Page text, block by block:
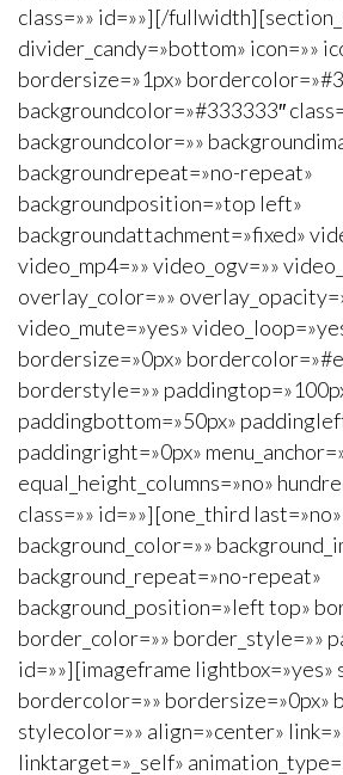
class=»» id=»»][/
divider_candy=»bottom» icon=»»
bordersize=»1px»
backgroundcolor=»#333333″
backgroundcolor=»»
backgroundrepeat=»no-repeat»
backgroundposition=»top left»
backgroundattachment=»fixed»
video_mp4=»» video_ogv=»»
overlay_color=»»
video_mute=»yes»
bordersize=»0px»
borderstyle=»»
paddingbottom=»50px»
paddingright=»0px»
equal_height_columns=»no»
class=»» id=»»][one_third
background_color=»»
background_repeat=»no-repeat»
background_position=»left top»
border_color=»» border_style=»»
id=»»][imageframe lightbox=»yes»
bordercolor=»» bordersize=»0px»
stylecolor=»» align=»center»
linktarget=»_self»